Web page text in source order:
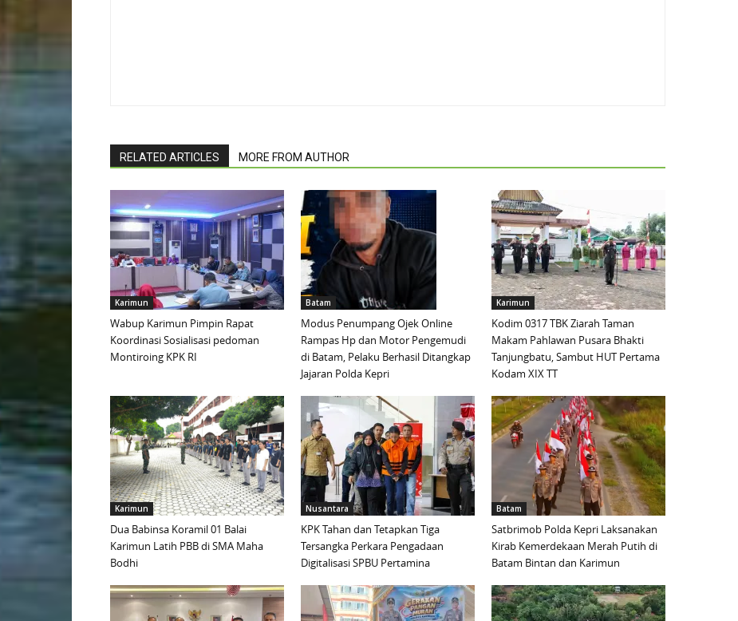
RELATED ARTICLES MORE FROM AUTHOR
Karimun
Wabup Karimun Pimpin Rapat
Koordinasi Sosialisasi pedoman
Montiroing KPK RI
Batam
Modus Penumpang Ojek Online
Rampas Hp dan Motor Pengemudi
di Batam, Pelaku Berhasil Ditangkap
Jajaran Polda Kepri
Karimun
Kodim 0317 TBK Ziarah Taman
Makam Pahlawan Pusara Bhakti
Tanjungbatu, Sambut HUT Pertama
Kodam XIX TT
Karimun
Dua Babinsa Koramil 01 Balai
Karimun Latih PBB di SMA Maha
Bodhi
Nusantara
KPK Tahan dan Tetapkan Tiga
Tersangka Perkara Pengadaan
Digitalisasi SPBU Pertamina
Batam
Satbrimob Polda Kepri Laksanakan
Kirab Kemerdekaan Merah Putih di
Batam Bintan dan Karimun